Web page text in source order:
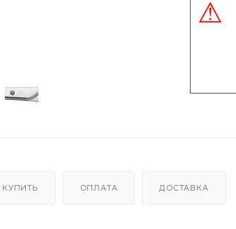
КУПИТЬ ОПЛАТА ДОСТАВКА